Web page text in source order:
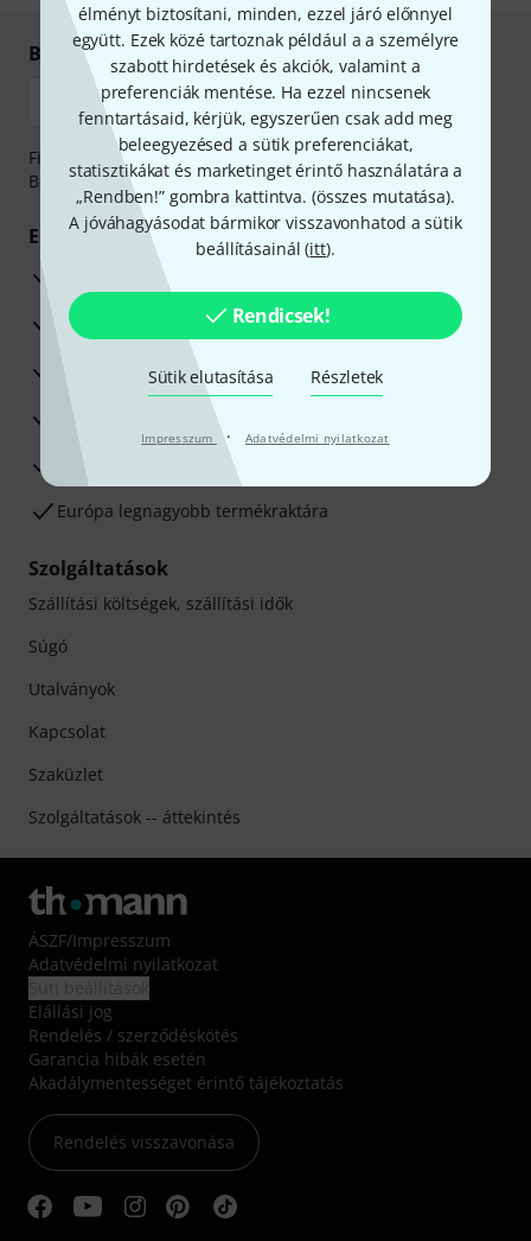
élményt biztosítani, minden, ezzel járó előnnyel
együtt. Ezek közé tartoznak például a a személyre
szabott hirdetések és akciók, valamint a
preferenciák mentése. Ha ezzel nincsenek
fenntartásaid, kérjük, egyszerűen csak add meg
beleegyezésed a sütik preferenciákat,
statisztikákat és marketinget érintő használatára a
„Rendben!” gombra kattintva. (összes mutatása).
A jóváhagyásodat bármikor visszavonhatod a sütik
beállításainál (itt).
Rendicsek!
Sütik elutasítása Részletek
Impresszum · Adatvédelmi nyilatkozat
Biztonságos vásárlás és fizetés
Fizessen biztonságosan, titkosítással: Banki átutalás vagy
Betéti- vagy hitelkártya segítségével
Előnyök
3 éves Thomann-garancia
30 napos pénzvisszafizetési garancia
Javítás/Szervizelés
Hozzáértők szaktanácsadása
Elégedettségi Garancia
Európa legnagyobb termékraktára
Szolgáltatások
Szállítási költségek, szállítási idők
Súgó
Utalványok
Kapcsolat
Szaküzlet
Szolgáltatások -- áttekintés
ÁSZF/Impresszum
Adatvédelmi nyilatkozat
Elállási jog
Rendelés / szerződéskötés
Garancia hibák esetén
Akadálymentességet érintő tájékoztatás
Rendelés visszavonása